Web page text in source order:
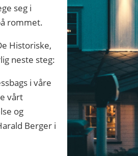
seg i
rommet.
Historiske,
neste steg:
i våre
vårt
og
Berger i